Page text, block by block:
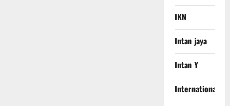
IKN
Intan jaya
Intan Y
International